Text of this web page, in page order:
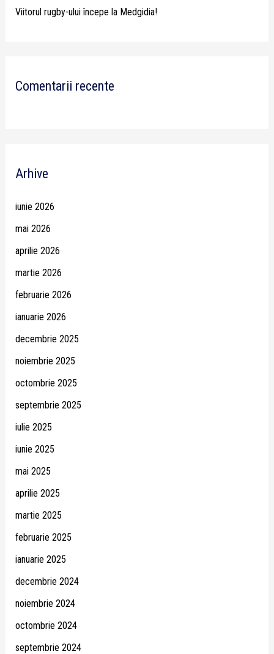
Viitorul rugby-ului începe la Medgidia!
Comentarii recente
Arhive
iunie 2026
mai 2026
aprilie 2026
martie 2026
februarie 2026
ianuarie 2026
decembrie 2025
noiembrie 2025
octombrie 2025
septembrie 2025
iulie 2025
iunie 2025
mai 2025
aprilie 2025
martie 2025
februarie 2025
ianuarie 2025
decembrie 2024
noiembrie 2024
octombrie 2024
septembrie 2024